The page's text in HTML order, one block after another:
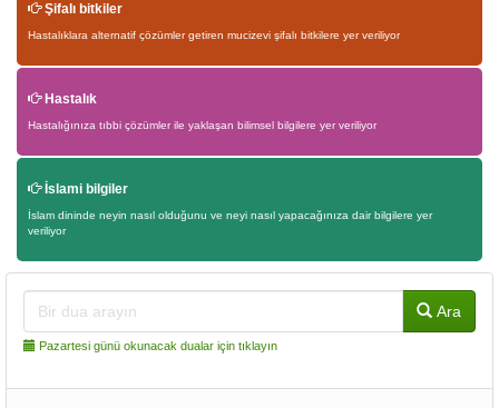
Şifalı bitkiler
Hastalıklara alternatif çözümler getiren mucizevi şifalı bitkilere yer veriliyor
Hastalık
Hastalığınıza tıbbi çözümler ile yaklaşan bilimsel bilgilere yer veriliyor
İslami bilgiler
İslam dininde neyin nasıl olduğunu ve neyi nasıl yapacağınıza dair bilgilere yer
veriliyor
Ara
Pazartesi günü okunacak dualar için tıklayın